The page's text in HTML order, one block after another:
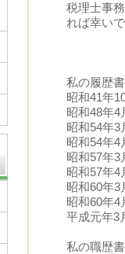
税理士事
れば幸いで
私の履歴書
昭和41年
昭和48年
昭和54年
昭和54年
昭和57年
昭和57年
昭和60年
昭和60年
平成元年
私の職歴書